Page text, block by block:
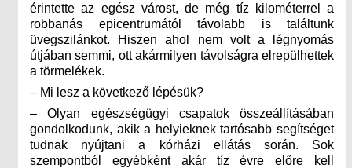
érintette az egész várost, de még tíz kilométerrel a
robbanás epicentrumától távolabb is találtunk
üvegszilánkot. Hiszen ahol nem volt a légnyomás
útjában semmi, ott akármilyen távolságra elrepülhettek
a törmelékek.
– Mi lesz a következő lépésük?
– Olyan egészségügyi csapatok összeállításában
gondolkodunk, akik a helyieknek tartósabb segítséget
tudnak nyújtani a kórházi ellátás során. Sok
szempontból egyébként akár tíz évre előre kell